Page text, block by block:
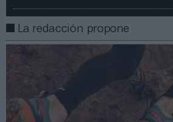
La redacción propone